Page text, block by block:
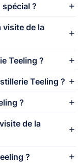
?
visite de la
Teeling ?
Teeling ?
?
de la
?